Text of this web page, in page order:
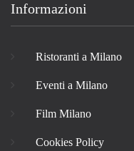
Informazioni
Ristoranti a Milano
Eventi a Milano
Film Milano
Cookies Policy